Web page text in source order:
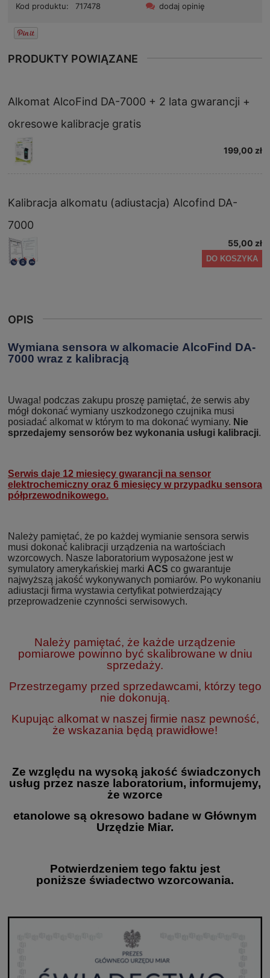
Kod produktu: 717478
dodaj opinię
PRODUKTY POWIĄZANE
Alkomat AlcoFind DA-7000 + 2 lata gwarancji +
okresowe kalibracje gratis
199,00 zł
Kalibracja alkomatu (adiustacja) Alcofind DA-
7000
55,00 zł
DO KOSZYKA
OPIS
Wymiana sensora w alkomacie AlcoFind DA-
7000 wraz z kalibracją
Uwaga! podczas zakupu proszę pamiętać, że serwis aby
mógł dokonać wymiany uszkodzonego czujnika musi
posiadać alkomat w którym to ma dokonać wymiany. Nie
sprzedajemy sensorów bez wykonania usługi kalibracji.
Serwis daje 12 miesięcy gwarancji na sensor
elektrochemiczny oraz 6 miesięcy w przypadku sensora
półprzewodnikowego.
Należy pamiętać, że po każdej wymianie sensora serwis
musi dokonać kalibracji urządzenia na wartościach
wzorcowych. Nasze laboratorium wyposażone jest w
symulatory amerykańskiej marki ACS co gwarantuje
najwyższą jakość wykonywanych pomiarów. Po wykonaniu
adiustacji firma wystawia certyfikat potwierdzający
przeprowadzenie czynności serwisowych.
Należy pamiętać, że każde urządzenie
pomiarowe powinno być skalibrowane w dniu
sprzedaży.
Przestrzegamy przed sprzedawcami, którzy tego
nie dokonują.
Kupując alkomat w naszej firmie nasz pewność,
że wskazania będą prawidłowe!
Ze względu na wysoką jakość świadczonych
usług przez nasze laboratorium, informujemy,
że wzorce
etanolowe są okresowo badane w Głównym
Urzędzie Miar.
Potwierdzeniem tego faktu jest
poniższe świadectwo wzorcowania.